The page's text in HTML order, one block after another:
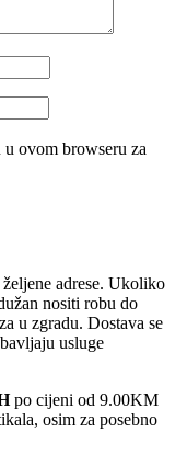
ovom browseru za
adrese. Ukoliko
nositi robu do
u zgradu. Dostava se
usluge
po cijeni od 9.00KM
osim za posebno